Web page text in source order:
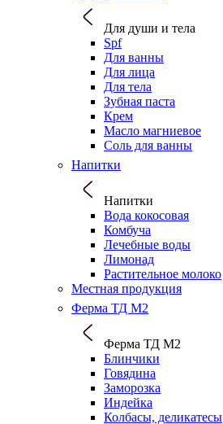
Для души и тела
Spf
Для ванны
Для лица
Для тела
Зубная паста
Крем
Масло магниевое
Соль для ванны
Напитки
Напитки
Вода кокосовая
Комбуча
Лечебные воды
Лимонад
Растительное молоко
Местная продукция
Ферма ТД М2
Ферма ТД М2
Блинчики
Говядина
Заморозка
Индейка
Колбасы, деликатесы